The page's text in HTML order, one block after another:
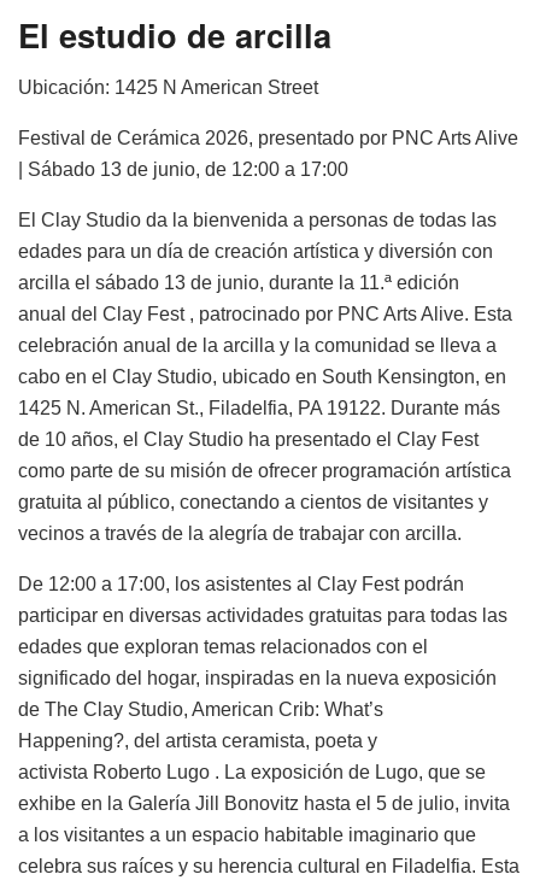
El estudio de arcilla
Ubicación: 1425 N American Street
Festival de Cerámica 2026, presentado por PNC Arts Alive
| Sábado 13 de junio, de 12:00 a 17:00
El Clay Studio da la bienvenida a personas de todas las
edades para un día de creación artística y diversión con
arcilla el sábado 13 de junio, durante la 11.ª edición
anual del Clay Fest , patrocinado por PNC Arts Alive. Esta
celebración anual de la arcilla y la comunidad se lleva a
cabo en el Clay Studio, ubicado en South Kensington, en
1425 N. American St., Filadelfia, PA 19122. Durante más
de 10 años, el Clay Studio ha presentado el Clay Fest
como parte de su misión de ofrecer programación artística
gratuita al público, conectando a cientos de visitantes y
vecinos a través de la alegría de trabajar con arcilla.
De 12:00 a 17:00, los asistentes al Clay Fest podrán
participar en diversas actividades gratuitas para todas las
edades que exploran temas relacionados con el
significado del hogar, inspiradas en la nueva exposición
de The Clay Studio, American Crib: What’s
Happening?, del artista ceramista, poeta y
activista Roberto Lugo . La exposición de Lugo, que se
exhibe en la Galería Jill Bonovitz hasta el 5 de julio, invita
a los visitantes a un espacio habitable imaginario que
celebra sus raíces y su herencia cultural en Filadelfia. Esta